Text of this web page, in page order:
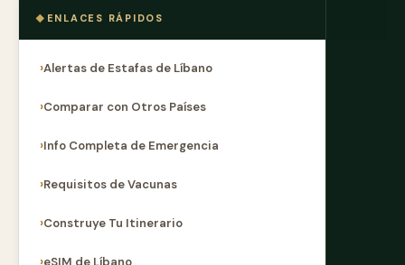
ENLACES RÁPIDOS
Alertas de Estafas de Líbano
Comparar con Otros Países
Info Completa de Emergencia
Requisitos de Vacunas
Construye Tu Itinerario
eSIM de Líbano